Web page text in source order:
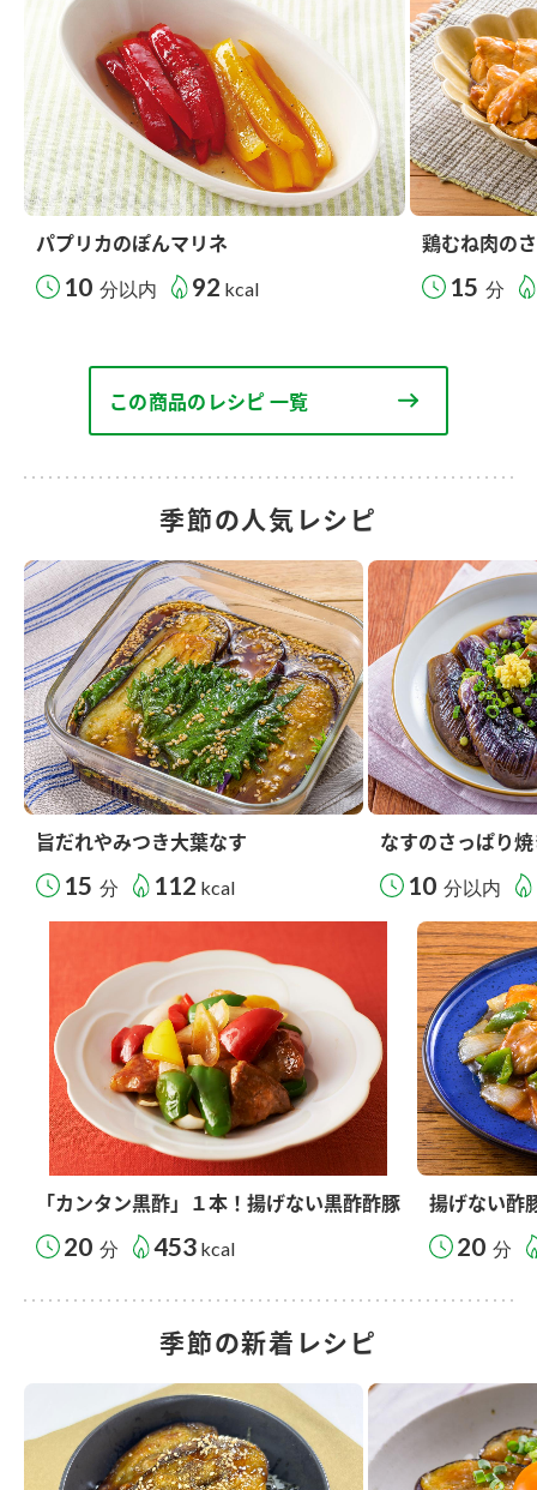
パプリカのぽんマリネ
10 分以内 92 kcal
鶏むね肉の
15 分
この商品のレシピ 一覧
季節の人気レシピ
旨だれやみつき大葉なす
15 分 112 kcal
なすのさっぱり
10 分以内
「カンタン黒酢」１本！揚げない黒酢酢豚
20 分 453 kcal
揚げない酢
20 分
季節の新着レシピ